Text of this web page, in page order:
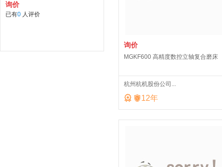
询价
已有0 人评价
询价
MGKF600 高精度数控立轴复合磨床
杭州杭机股份公司...
 12年